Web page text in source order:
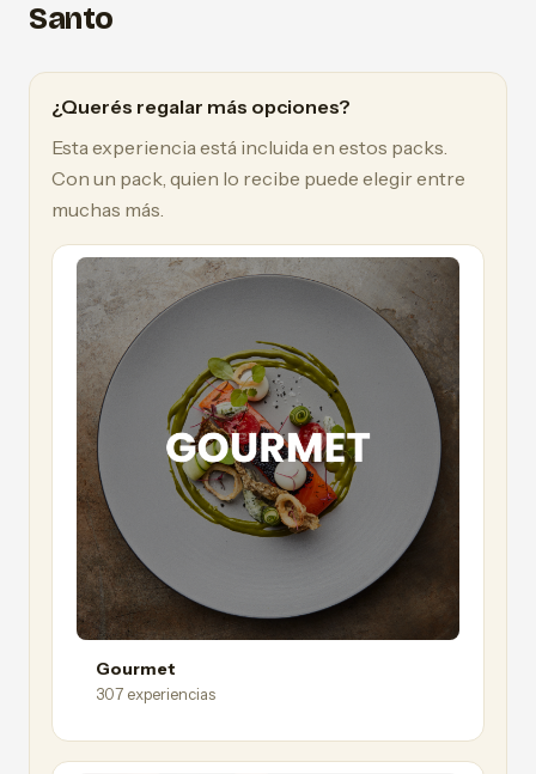
Santo
¿Querés regalar más opciones?
Esta experiencia está incluida en estos packs.
Con un pack, quien lo recibe puede elegir entre
muchas más.
Gourmet
307 experiencias